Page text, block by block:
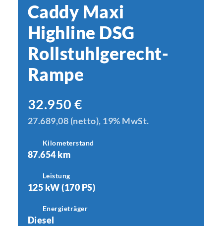
Caddy Maxi
Highline DSG
Rollstuhlgerecht-
Rampe
32.950€
27.689,08 (netto), 19% MwSt.
Kilometerstand
87.654 km
Leistung
125 kW (170 PS)
Energieträger
Diesel